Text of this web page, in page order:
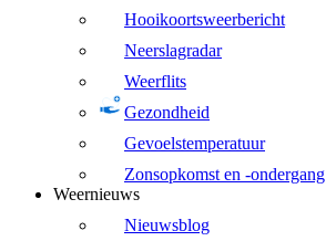
Hooikoortsweerbericht
Neerslagradar
Weerflits
Gezondheid
Gevoelstemperatuur
Zonsopkomst en -ondergang
Weernieuws
Nieuwsblog